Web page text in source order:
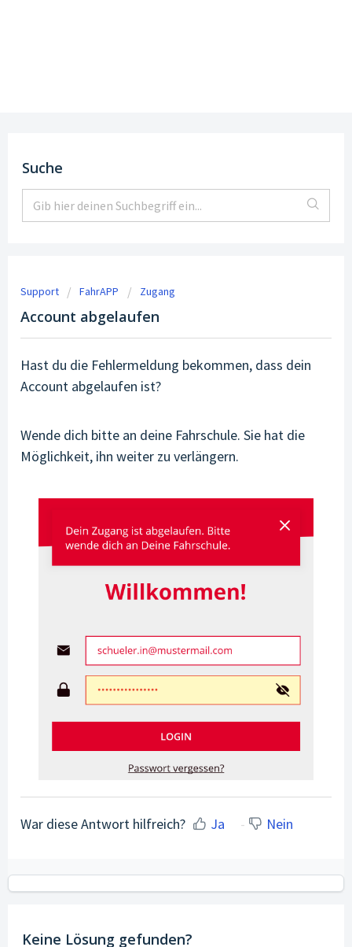
Suche
Support FahrAPP Zugang
Account abgelaufen
Hast du die Fehlermeldung bekommen, dass dein
Account abgelaufen ist?
Wende dich bitte an deine Fahrschule. Sie hat die
Möglichkeit, ihn weiter zu verlängern.
War diese Antwort hilfreich? Ja Nein
Keine Lösung gefunden?